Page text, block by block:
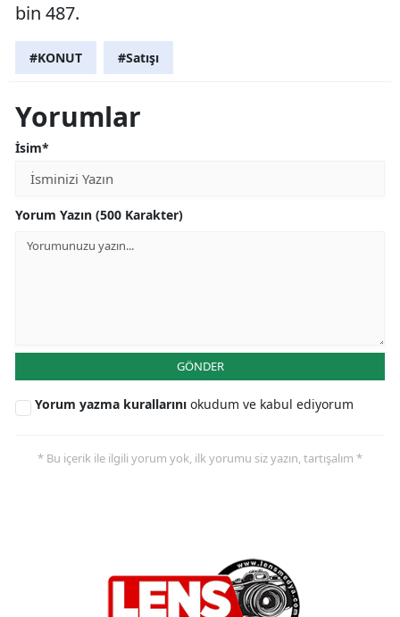
bin 487.
#KONUT #Satışı
Yorumlar
İsim*
Yorum Yazın (500 Karakter)
GÖNDER
Yorum yazma kurallarını okudum ve kabul ediyorum
* Bu içerik ile ilgili yorum yok, ilk yorumu siz yazın, tartışalım *